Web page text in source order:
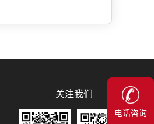
关注我们
电话咨询